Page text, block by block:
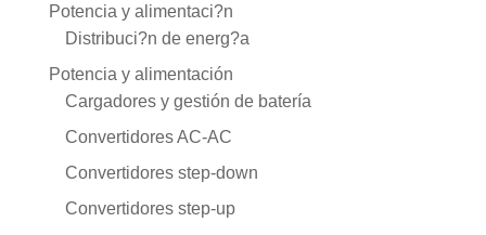
Potencia y alimentaci?n
Distribuci?n de energ?a
Potencia y alimentación
Cargadores y gestión de batería
Convertidores AC-AC
Convertidores step-down
Convertidores step-up